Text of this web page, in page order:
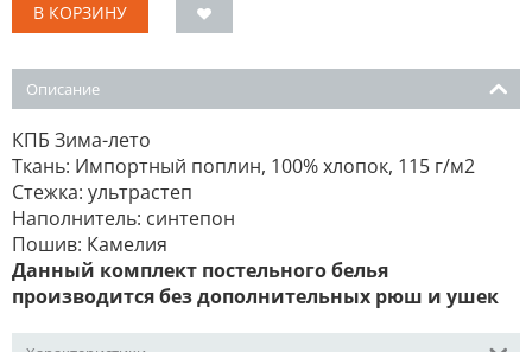
В КОРЗИНУ
Описание
КПБ Зима-лето
Ткань: Импортный поплин, 100% хлопок, 115 г/м2
Стежка: ультрастеп
Наполнитель: синтепон
Пошив: Камелия
Данный комплект постельного белья
производится без дополнительных рюш и ушек